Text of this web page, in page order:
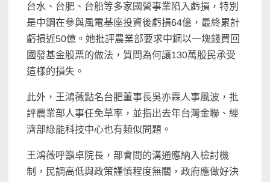
台水、台肥、台船等多家國營事業陷入虧損，特別
是中鋼在參與風電基座投資後虧損64億，最終累計
虧損近50億。她批評農業部要求中鋼以一塊錢買回
國發基金股票的做法，質問為何讓130萬股民承受
這樣的損失。
此外，王鴻薇點名台肥董事長吳亦霖人事風波，批
評農業部人事任免草率，並指出去年台灣金聯、經
濟部綠能科技中心也有類似問題。
王鴻薇呼籲卓院長，部會間的溝通應納入檢討機
制，民調高低與政策謹慎程度無關，政府應做好決